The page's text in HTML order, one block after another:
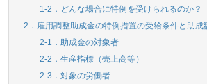
1-2．どんな場合に特例を受けられるのか？
2．雇用調整助成金の特例措置の受給条件と助成
2-1．助成金の対象者
2-2．生産指標（売上高等）
2-3．対象の労働者